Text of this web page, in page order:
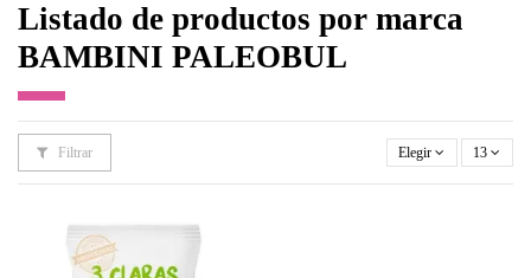
Listado de productos por marca
BAMBINI PALEOBUL
Filtrar Elegir 13